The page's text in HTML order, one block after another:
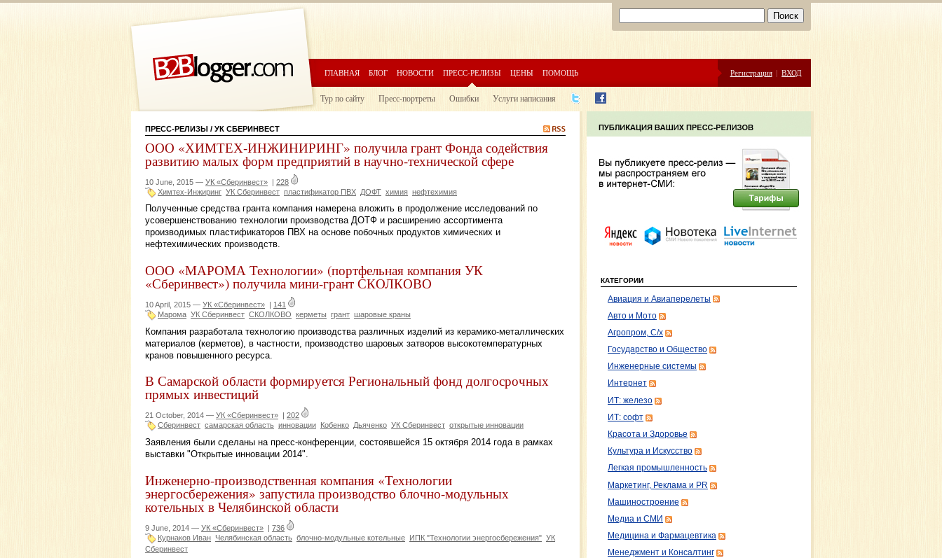
ГЛАВНАЯ БЛОГ НОВОСТИ ПРЕСС-РЕЛИЗЫ ЦЕНЫ ПОМОЩЬ Регистрация | ВХОД
Тур по сайту Пресс-портреты Ошибки Услуги написания
ПРЕСС-РЕЛИЗЫ / УК СБЕРИНВЕСТ
ООО «ХИМТЕХ-ИНЖИНИРИНГ» получила грант Фонда содействия
развитию малых форм предприятий в научно-технической сфере
10 June, 2015 — УК «Сберинвест» | 228
Химтех-Инжиринг УК Сберинвест пластификатор ПВХ ДОФТ химия нефтехимия
Полученные средства гранта компания намерена вложить в продолжение исследований по
усовершенствованию технологии производства ДОТФ и расширению ассортимента
производимых пластификаторов ПВХ на основе побочных продуктов химических и
нефтехимических производств.
ООО «МАРОМА Технологии» (портфельная компания УК
«Сберинвест») получила мини-грант СКОЛКОВО
10 April, 2015 — УК «Сберинвест» | 141
Марома УК Сберинвест СКОЛКОВО керметы грант шаровые краны
Компания разработала технологию производства различных изделий из керамико-металлических
материалов (керметов), в частности, производство шаровых затворов высокотемпературных
кранов повышенного ресурса.
В Самарской области формируется Региональный фонд долгосрочных
прямых инвестиций
21 October, 2014 — УК «Сберинвест»
202
Сберинвест самарская область инновации Кобенко Дьяченко УК Сберинвест открытые инновации
Заявления были сделаны на пресс-конференции, состоявшейся 15 октября 2014 года в рамках
выставки "Открытые инновации 2014".
Инженерно-производственная компания «Технологии
энергосбережения» запустила производство блочно-модульных
котельных в Челябинской области
9 June, 2014 — УК «Сберинвест» | 736
Курнаков Иван Челябинская область блочно-модульные котельные ИПК "Технологии энергосбережения" УК
Сберинвест
КАТЕГОРИИ
Авиация и Авиаперелеты
Авто и Мото
Агропром, С/х
Государство и Общество
Инженерные системы
Интернет
ИТ: железо
ИТ: софт
Красота и Здоровье
Культура и Искусство
Легкая промышленность
Маркетинг, Реклама и PR
Машиностроение
Медиа и СМИ
Медицина и Фармацевтика
Менеджмент и Консалтинг